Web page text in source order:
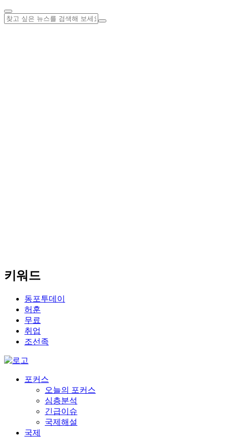
키워드
동포투데이
허훈
무료
취업
조선족
포커스
오늘의 포커스
심층분석
긴급이슈
국제해설
국제